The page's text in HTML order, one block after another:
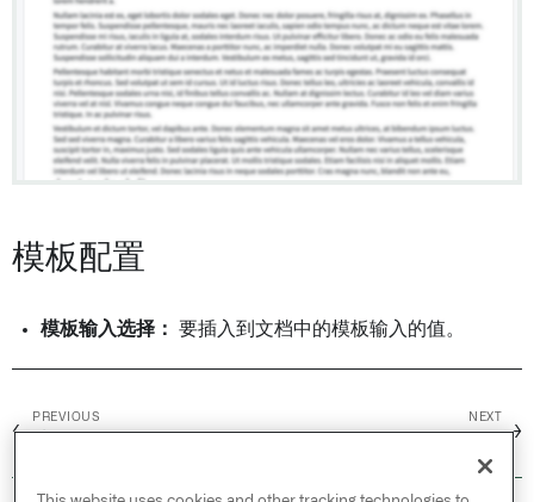
模板配置
模板输入选择： 要插入到文档中的模板输入的值。
←
PREVIOUS NEXT
→